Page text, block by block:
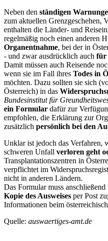
Neben den ständigen
zum aktuellen Grenzgeschehen,
enthalten die Länder- und
regelmäßig noch einen anderen
Organentnahme, bei der in
- und zwar ausdrücklich auch für
Damit müssen auch Reisende
wenn sie im Fall ihres Todes in
möchten. Dazu sollten sie sich
Österreich) in das
Bundesinstitut für
ein Formular dafür zur
empfohlen, die Erklärung zur
zusätzlich persönlich bei den
Unklar ist jedoch das Verfahren,
schweren Unfall verloren geht
Transplantationszentren in
verpflichtet im
nicht in anderen Ländern.
Das Formular muss anschließend
Kopie des Ausweises per Post
Informationen beim
Quelle: auswaertiges-amt.de